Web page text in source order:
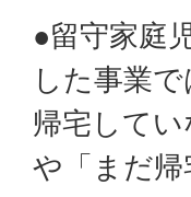
●留守家庭
した事業
帰宅して
や「まだ